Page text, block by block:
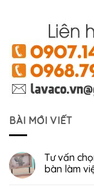
BÀI MỚI VIẾT
Tư vấn
bàn làm